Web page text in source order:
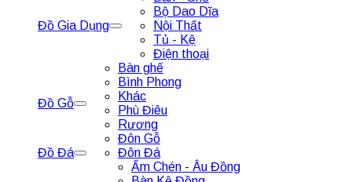
Đồ Gia Dụng
Bộ Dao Dĩa
Nội Thất
Tủ - Kệ
Điện thoại
Đồ Gỗ
Bàn ghế
Bình Phong
Khác
Phù Điêu
Rương
Đôn Gỗ
Đồ Đá
Đôn Đá
Ấm Chén - Âu Đồng